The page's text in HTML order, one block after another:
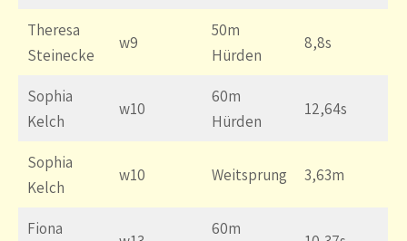
Theresa
Steinecke
w9
50m
Hürden
8,8s
Sophia
Kelch
w10
60m
Hürden
12,64s
Sophia
Kelch
w10 Weitsprung 3,63m
Fiona
60m